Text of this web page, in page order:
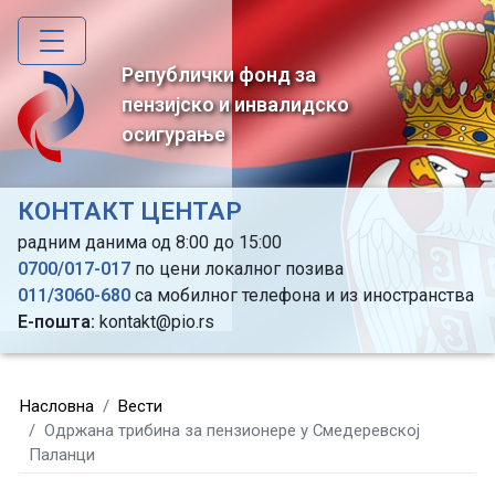
Skip
main
content
Републички фонд за
пензијско и инвалидско
осигурање
КОНТАКТ ЦЕНТАР
радним данима од 8:00 до 15:00
0700/017-017 по цени локалног позива
011/3060-680 са мобилног телефона и из иностранства
Е-пошта: kontakt@pio.rs
Насловна
Вести
Одржана трибина за пензионерe у Смедеревској
Паланци